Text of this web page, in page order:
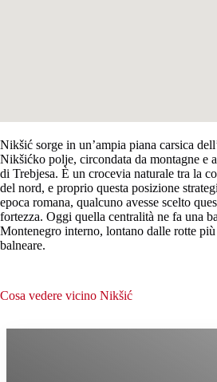
Nikšić sorge in un’ampia piana carsica
Nikšićko polje, circondata da montagne e
di Trebjesa. È un crocevia naturale tra la
del nord, e proprio questa posizione
epoca romana, qualcuno avesse scelto
fortezza. Oggi quella centralità ne fa una
Montenegro interno, lontano dalle rotte
balneare.
Cosa vedere vicino Nikšić